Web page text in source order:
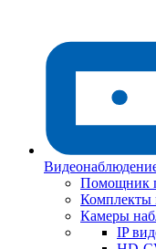
Помощник
Комплекты
Камеры
IP